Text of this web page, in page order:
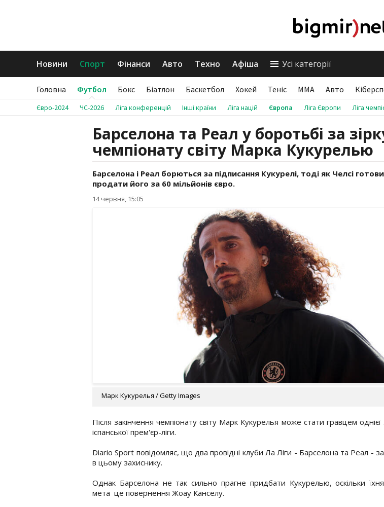
Новини Спорт Фінанси Авто Техно Афіша Усі категорії
Головна Футбол Бокс Біатлон Баскетбол Хокей Теніс ММА Авто
Євро-2024 ЧС-2026 Ліга конференцій Інші країни Ліга націй Європа Ліга Європи Ліга
Барселона та Реал у боротьбі за
чемпіонату світу Марка Кукурелью
Барселона і Реал борються за підписання Кукурелі, тоді як Челсі
продати його за 60 мільйонів євро.
14 червня, 15:05
Марк Кукурелья / Getty Images
Після закінчення чемпіонату світу Марк Кукурелья може стати гравцем
іспанської прем'єр-ліги.
Diario Sport повідомляє, що два провідні клуби Ла Ліги - Барселона та Реал -
в цьому захиснику.
Однак Барселона не так сильно прагне придбати Кукурелью, оскільки
мета це повернення Жоау Канселу.